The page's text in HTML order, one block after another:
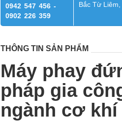
0942 547 456 -
0902 226 359
Bắc Từ
THÔNG TIN SẢN PHẨM
Máy phay
pháp gia
ngành cơ khí